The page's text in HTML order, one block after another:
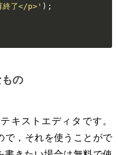
終了</p>' ) ;
の
キストエディタです。
で，それを使うことがで